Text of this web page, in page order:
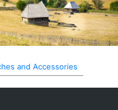
and Accessories